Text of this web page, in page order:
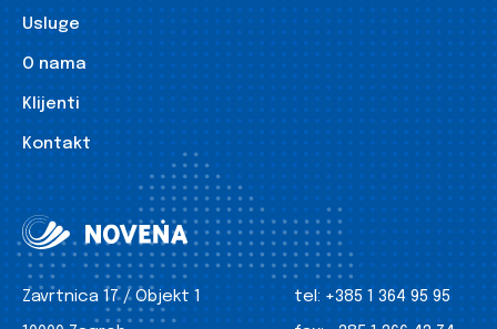
Usluge
O nama
Klijenti
Kontakt
Zavrtnica 17 / Objekt 1
tel: +385 1 364 95 95